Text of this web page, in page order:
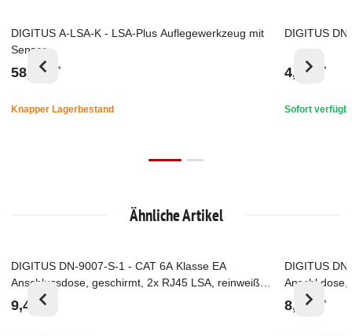
Top
DIGITUS A-LSA-K - LSA-Plus Auflegewerkzeug mit
Sensor
58,93 € *
Knapper Lagerbestand
Top
DIGITUS
4,18 € *
Sofort
Ähnliche Artikel
Top
DIGITUS DN-9007-S-1 - CAT 6A Klasse EA
Anschlussdose, geschirmt, 2x RJ45 LSA, reinweiß,
Aufputz, vertikale Kabelinstall.
9,44 €
Top
DIGITUS
Anschl.dose,
Unterputz,
8,07 € *